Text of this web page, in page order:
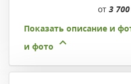
от 3 700
Показать описание и
и фото